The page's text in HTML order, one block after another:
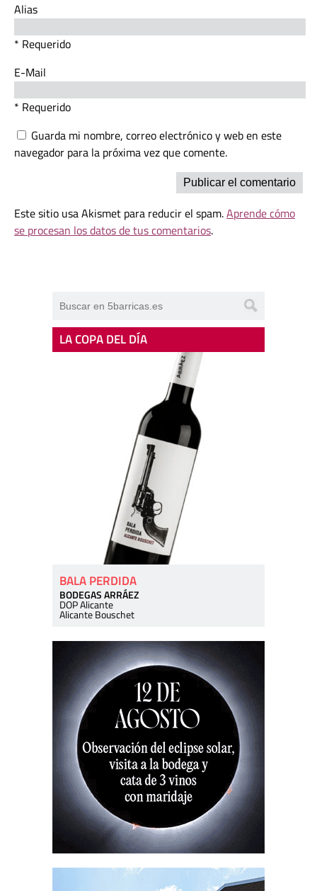
Alias
* Requerido
E-Mail
* Requerido
Guarda mi nombre, correo electrónico y web en este
navegador para la próxima vez que comente.
Este sitio usa Akismet para reducir el spam.Aprende cómo
se procesan los datos de tus comentarios.
LA COPA DEL DÍA
BALA PERDIDA
BODEGAS ARRÁEZ
DOP Alicante
Alicante Bouschet